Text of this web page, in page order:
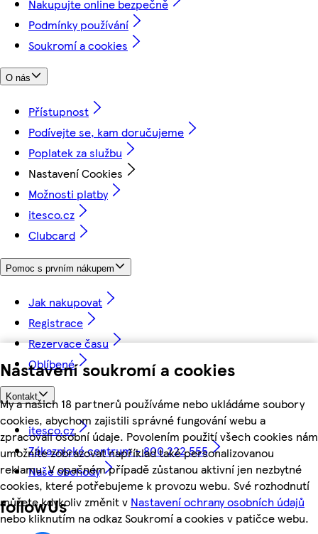
Nastavení soukromí a cookies
My a našich 18 partnerů používáme nebo ukládáme soubory
cookies, abychom zajistili správné fungování webu a
zpracovali osobní údaje. Povolením použití všech cookies nám
umožníte zobrazovat například také personalizovanou
reklamu. V opačném případě zůstanou aktivní jen nezbytné
cookies, které potřebujeme k provozu webu. Své rozhodnutí
můžete kdykoliv změnit v Nastavení ochrany osobních údajů
nebo kliknutím na odkaz Soukromí a cookies v patičce webu.
Nakupujte online bezpečně
Podmínky používání
Soukromí a cookies
O nás
Přístupnost
Podívejte se, kam doručujeme
Poplatek za službu
Nastavení Cookies
Možnosti platby
itesco.cz
Clubcard
Pomoc s prvním nákupem
Jak nakupovat
Registrace
Rezervace času
Oblíbené
Kontakt
itesco.cz
Zákaznické centrum - 800 222 555
Naše obchody
followUs